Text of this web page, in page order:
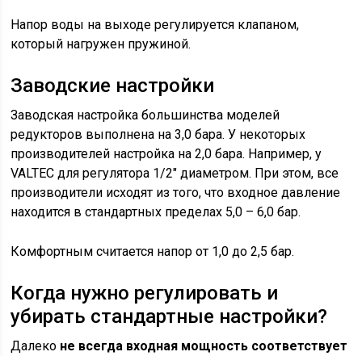
Напор воды на выходе регулируется клапаном,
который нагружен пружиной.
Заводские настройки
Заводская настройка большинства моделей
редукторов выполнена на 3,0 бара. У некоторых
производителей настройка на 2,0 бара. Например, у
VALTEC для регулятора 1/2″ диаметром. При этом, все
производители исходят из того, что входное давление
находится в стандартных пределах 5,0 – 6,0 бар.
Комфортным считается напор от 1,0 до 2,5 бар.
Когда нужно регулировать и
убирать стандартные настройки?
Далеко не всегда входная мощность соответствует